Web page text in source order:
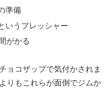
準備
いうプレッシャー
がかる
ョコザップで気付かされま
りもこれらが面倒でジムか